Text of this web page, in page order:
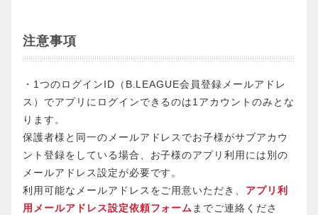
注意事項
・1つのログインID（B.LEAGUE会員登録メールアドレ
ス）でアプリにログインできるのは1アカウントのみとな
ります。
保護者様と同一のメールアドレスでお子様がサブアカウ
ント登録をしている場合、お子様のアプリ利用には別の
メールアドレス設定が必要です。
利用可能なメールアドレスをご用意いただき、 アプリ利
用メールアドレス設定依頼フォームまでご連絡くださ